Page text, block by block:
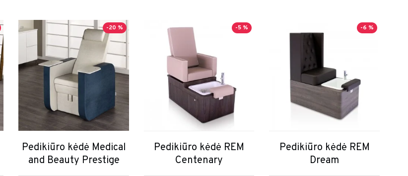
-20 %
Pedikiūro kėdė Medical
and Beauty Prestige
-5 %
Pedikiūro kėdė REM
Centenary
-6 %
Pedikiūro kėdė REM
Dream